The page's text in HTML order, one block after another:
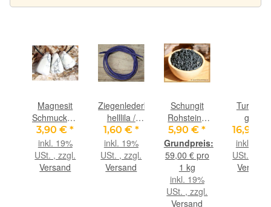
Magnesit
Schmucksteine
/
Trommelsteine
gebohrt -
Sonderqualität
3,90 €*
inkl. 19%
USt. , zzgl.
Versand
Ziegenlederband
helllila /
flieder (fein-
weich), ca.
1,4 mm
Durchm.,
1,60 € *
inkl. 19%
USt. , zzgl.
Versand
Schungit
Rohsteine
XS -
Sonderqualität
- ca. 100 g
(GKS) -
Restbestand
5,90 €*
59,00 € pro
1 kg
inkl. 19%
USt. , zzgl.
Versand
Turmalin
grün
gebohrt -
16,90 €
inkl. 19%
USt. ,
Versand